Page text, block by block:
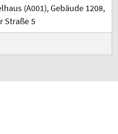
(A001), Gebäude 1208,
Straße 5